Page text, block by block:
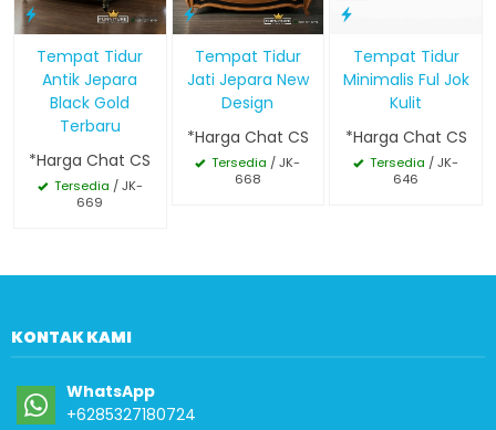
Tempat Tidur
Antik Jepara
Black Gold
Terbaru
*Harga Chat CS
Tersedia / JK-
669
Tempat Tidur
Jati Jepara New
Design
*Harga Chat CS
Tersedia / JK-
668
Tempat Tidur
Minimalis Ful Jok
Kulit
*Harga Chat CS
Tersedia / JK-
646
KONTAK KAMI
WhatsApp
+6285327180724